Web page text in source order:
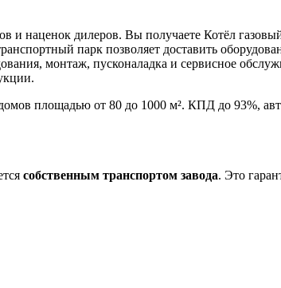
и наценок дилеров. Вы получаете Котёл
парк позволяет доставить
монтаж, пусконаладка и сервисное
площадью от 80 до 1000 м². КПД до 93%,
собственным транспортом завода. Это